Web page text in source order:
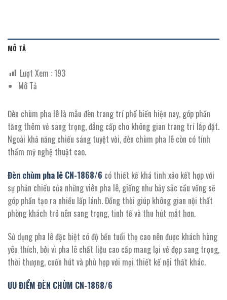
MÔ TẢ
Lượt Xem :193
Mô Tả
Đèn chùm pha lê là mẫu đèn trang trí phổ biến hiện nay, góp phần
tăng thêm vẻ sang trọng, đẳng cấp cho không gian trang trí lắp đặt.
Ngoài khả năng chiếu sáng tuyệt vời, đèn chùm pha lê còn có tính
thẩm mỹ nghệ thuật cao.
Đèn chùm pha lê CN-1868/6 có thiết kế khá tinh xảo kết hợp với
sự phản chiếu của những viên pha lê, giống như bảy sắc cầu vồng sẽ
góp phần tạo ra nhiều lấp lánh. Đồng thời giúp không gian nội thất
phòng khách trở nên sang trọng, tinh tế và thu hút mắt hơn.
Sử dụng pha lê đặc biệt có độ bền tuổi thọ cao nên được khách hàng
yêu thích, bởi vì pha lê chất liệu cao cấp mang lại vẻ đẹp sang trọng,
thời thượng, cuốn hút và phù hợp với mọi thiết kế nội thất khác.
ƯU ĐIỂM ĐÈN CHÙM CN-1868/6